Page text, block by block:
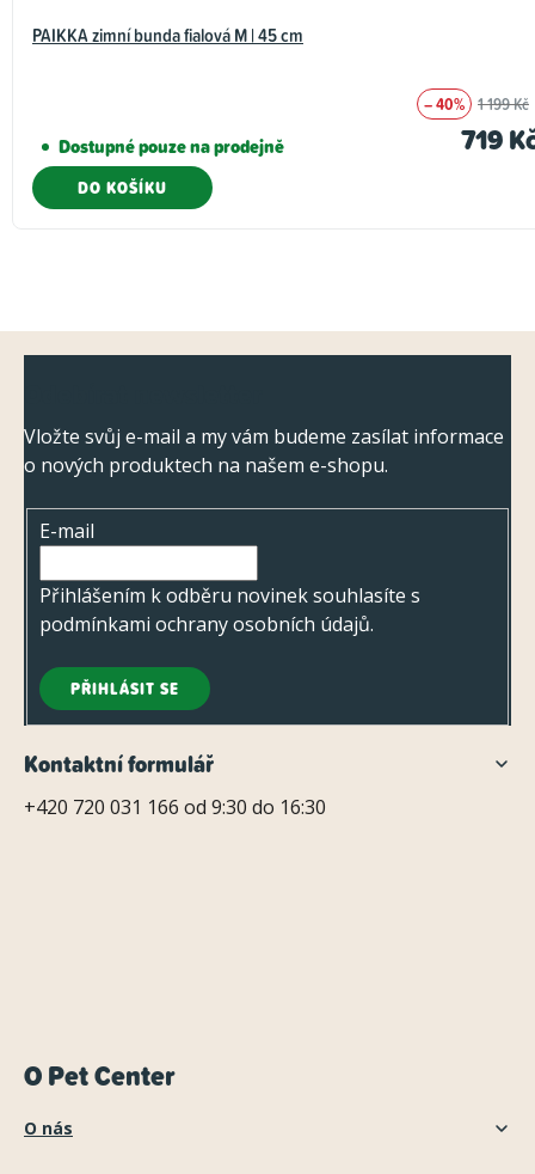
PAIKKA zimní bunda fialová M | 45 cm
Dostupné pouze na prodejně
– 40% 1 199 Kč
719
DO KOŠÍKU
Vložte svůj e-mail a my vám budeme zasílat informace
o nových produktech na našem e-shopu.
E-mail
Přihlášením k odběru novinek souhlasíte s
podmínkami ochrany osobních údajů.
PŘIHLÁSIT SE
Kontaktní formulář
+420 720 031 166 od 9:30 do 16:30
O Pet Center
O nás